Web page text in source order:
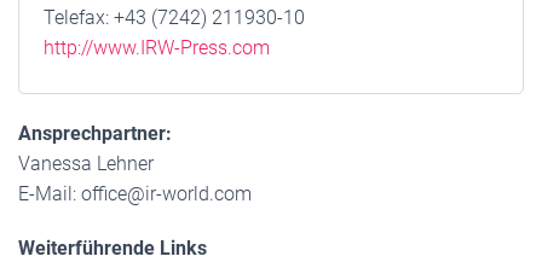
Telefax: +43 (7242) 211930-10
http://www.IRW-Press.com
Ansprechpartner:
Vanessa Lehner
E-Mail: office@ir-world.com
Weiterführende Links